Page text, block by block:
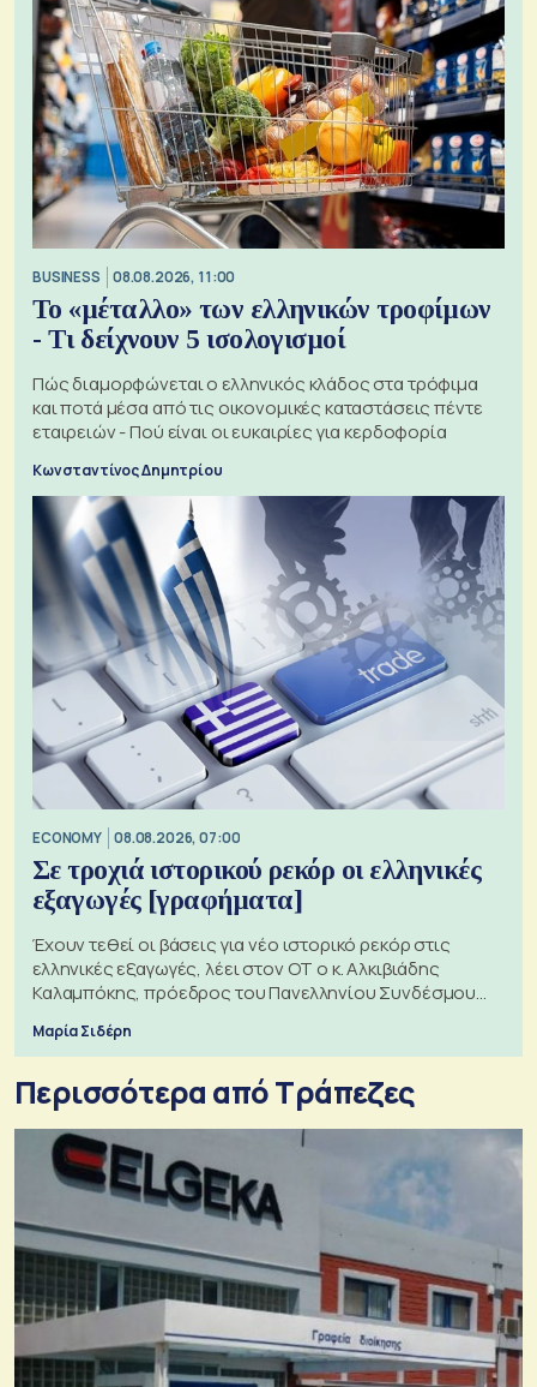
BUSINESS 08.08.2026, 11:00
Το «μέταλλο» των ελληνικών τροφίμων
- Τι δείχνουν 5 ισολογισμοί
Πώς διαμορφώνεται ο ελληνικός κλάδος στα τρόφιμα
και ποτά μέσα από τις οικονομικές καταστάσεις πέντε
εταιρειών - Πού είναι οι ευκαιρίες για κερδοφορία
Κωνσταντίνος Δημητρίου
ECONOMY 08.08.2026, 07:00
Σε τροχιά ιστορικού ρεκόρ οι ελληνικές
εξαγωγές [γραφήματα]
Έχουν τεθεί οι βάσεις για νέο ιστορικό ρεκόρ στις
ελληνικές εξαγωγές, λέει στον ΟΤ ο κ. Αλκιβιάδης
Καλαμπόκης, πρόεδρος του Πανελληνίου Συνδέσμου
Μαρία Σιδέρη
Περισσότερα από Τράπεζες